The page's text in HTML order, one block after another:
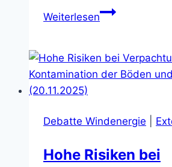
WeiterlesenVergleich
mit
dem
Gemeinde
(22.05.2026)
Debatte Windenergie
Hohe Risiken bei